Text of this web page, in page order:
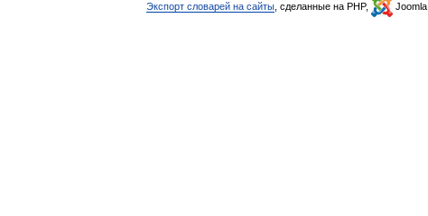
Экспорт словарей на сайты , сделанные на PHP, Joomla,